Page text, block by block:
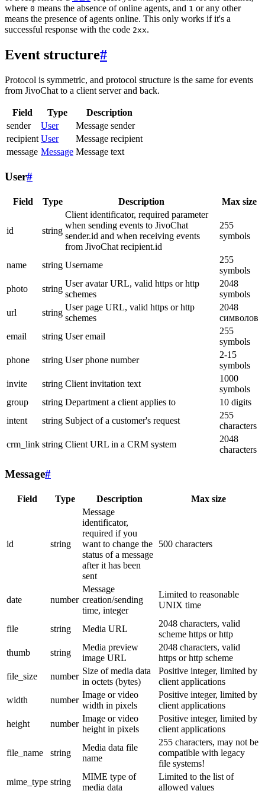
where 0 means the absence of online agents, and 1 or any other
means the presence of agents online. This only works if it's a
successful response with the code 2xx.
Event structure#
Protocol is symmetric, and protocol structure is the same for events
from JivoChat to a client server and back.
Field Type
Description
sender
User
Message sender
recipient User
Message recipient
message Message Message text
User#
Field Type Description Max size
id string
Client identificator, required parameter
when sending events to JivoChat
sender.id and when receiving events
from JivoChat recipient.id
255
symbols
name string Username
255
symbols
photo
string
User avatar URL, valid https or http
schemes
2048
symbols
url
string
User page URL, valid https or http
schemes
2048
символов
email
string User email
255
symbols
phone
string User phone number
2-15
symbols
invite
string Client invitation text
1000
symbols
group
string Department a client applies to
10 digits
intent
string Subject of a customer's request
255
characters
crm_link string Client URL in a CRM system
2048
characters
Message#
Field Type Description Max size
id string
Message
identificator,
required if you
want to change the
status of a message
after it has been
sent
500 characters
date number
Message
creation/sending
time, integer
Limited to reasonable
UNIX time
file string Media URL
2048 characters, valid
scheme https or http
thumb
string
Media preview
image URL
2048 characters, valid
https or http scheme
file_size
number
Size of media data
in octets (bytes)
Positive integer, limited by
client applications
width
number
Image or video
width in pixels
Positive integer, limited by
client applications
height
number
Image or video
height in pixels
Positive integer, limited by
client applications
file_name string
Media data file
name
255 characters, may not be
compatible with legacy
file systems!
mime_type string
MIME type of
media data
Limited to the list of
allowed values